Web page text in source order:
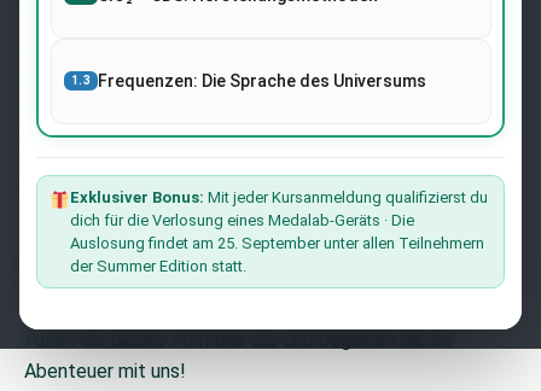
1.3 Frequenzen: Die Sprache des Universums
Exklusiver Bonus:Mit jeder Kursanmeldung qualifizierst du
dich für die Verlosung eines Medalab-Geräts · Die
Auslosung findet am 25. September unter allen Teilnehmern
der Summer Edition statt.
an und erhalten Sie die neuesten Nachrichten über
und dem Kalcker-Institut.
Der Liste Beitreten
Möchten Sie mit uns zusammenarbeiten?
Abenteuer mit uns!